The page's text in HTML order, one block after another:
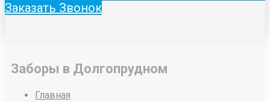
Заказать Звонок
Заборы в Долгопрудном
Главная